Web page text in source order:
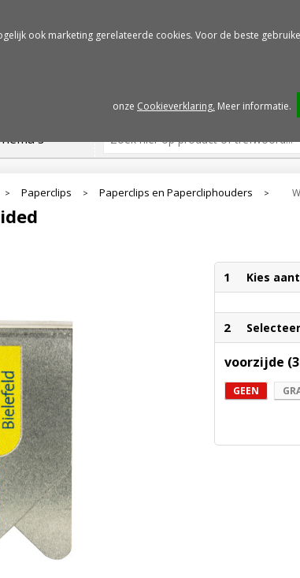
> Paperclips > Paperclips en Papercliphouders >
1 Kies
2
voorzijde
GEEN
ook marketing gerelateerde cookies. Voor de beste
onze Cookieverklaring. Meer informatie.